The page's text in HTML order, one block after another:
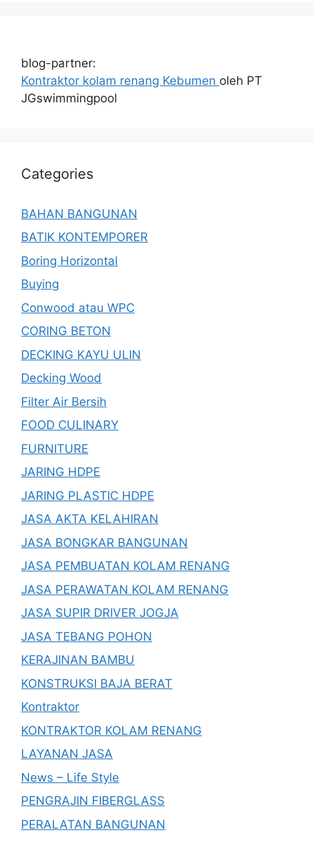
blog-partner:
Kontraktor kolam renang Kebumen oleh PT
JGswimmingpool
Categories
BAHAN BANGUNAN
BATIK KONTEMPORER
Boring Horizontal
Buying
Conwood atau WPC
CORING BETON
DECKING KAYU ULIN
Decking Wood
Filter Air Bersih
FOOD CULINARY
FURNITURE
JARING HDPE
JARING PLASTIC HDPE
JASA AKTA KELAHIRAN
JASA BONGKAR BANGUNAN
JASA PEMBUATAN KOLAM RENANG
JASA PERAWATAN KOLAM RENANG
JASA SUPIR DRIVER JOGJA
JASA TEBANG POHON
KERAJINAN BAMBU
KONSTRUKSI BAJA BERAT
Kontraktor
KONTRAKTOR KOLAM RENANG
LAYANAN JASA
News – Life Style
PENGRAJIN FIBERGLASS
PERALATAN BANGUNAN